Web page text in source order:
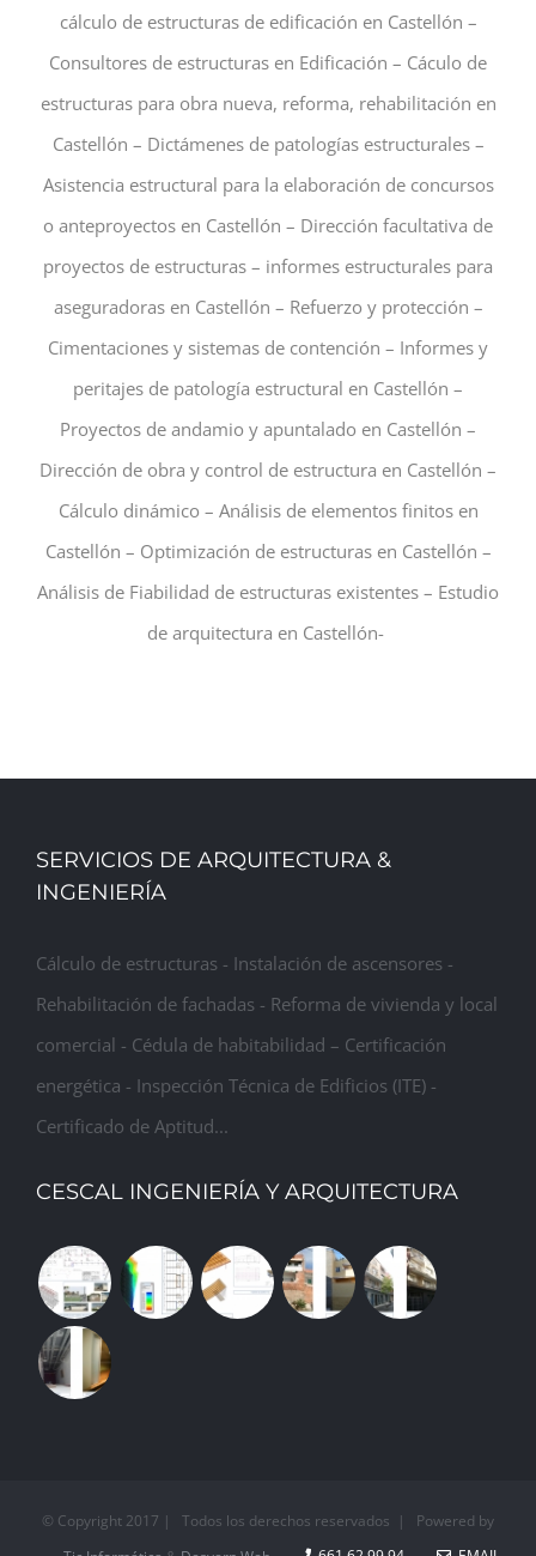
cálculo de estructuras de edificación en Castellón –
Consultores de estructuras en Edificación – Cáculo de
estructuras para obra nueva, reforma, rehabilitación en
Castellón – Dictámenes de patologías estructurales –
Asistencia estructural para la elaboración de concursos
o anteproyectos en Castellón – Dirección facultativa de
proyectos de estructuras – informes estructurales para
aseguradoras en Castellón – Refuerzo y protección –
Cimentaciones y sistemas de contención – Informes y
peritajes de patología estructural en Castellón –
Proyectos de andamio y apuntalado en Castellón –
Dirección de obra y control de estructura en Castellón –
Cálculo dinámico – Análisis de elementos finitos en
Castellón – Optimización de estructuras en Castellón –
Análisis de Fiabilidad de estructuras existentes – Estudio
de arquitectura en Castellón-
SERVICIOS DE ARQUITECTURA &
INGENIERÍA
Cálculo de estructuras - Instalación de ascensores -
Rehabilitación de fachadas - Reforma de vivienda y local
comercial - Cédula de habitabilidad – Certificación
energética - Inspección Técnica de Edificios (ITE) -
Certificado de Aptitud...
CESCAL INGENIERÍA Y ARQUITECTURA
© Copyright 2017 | Todos los derechos reservados | Powered by